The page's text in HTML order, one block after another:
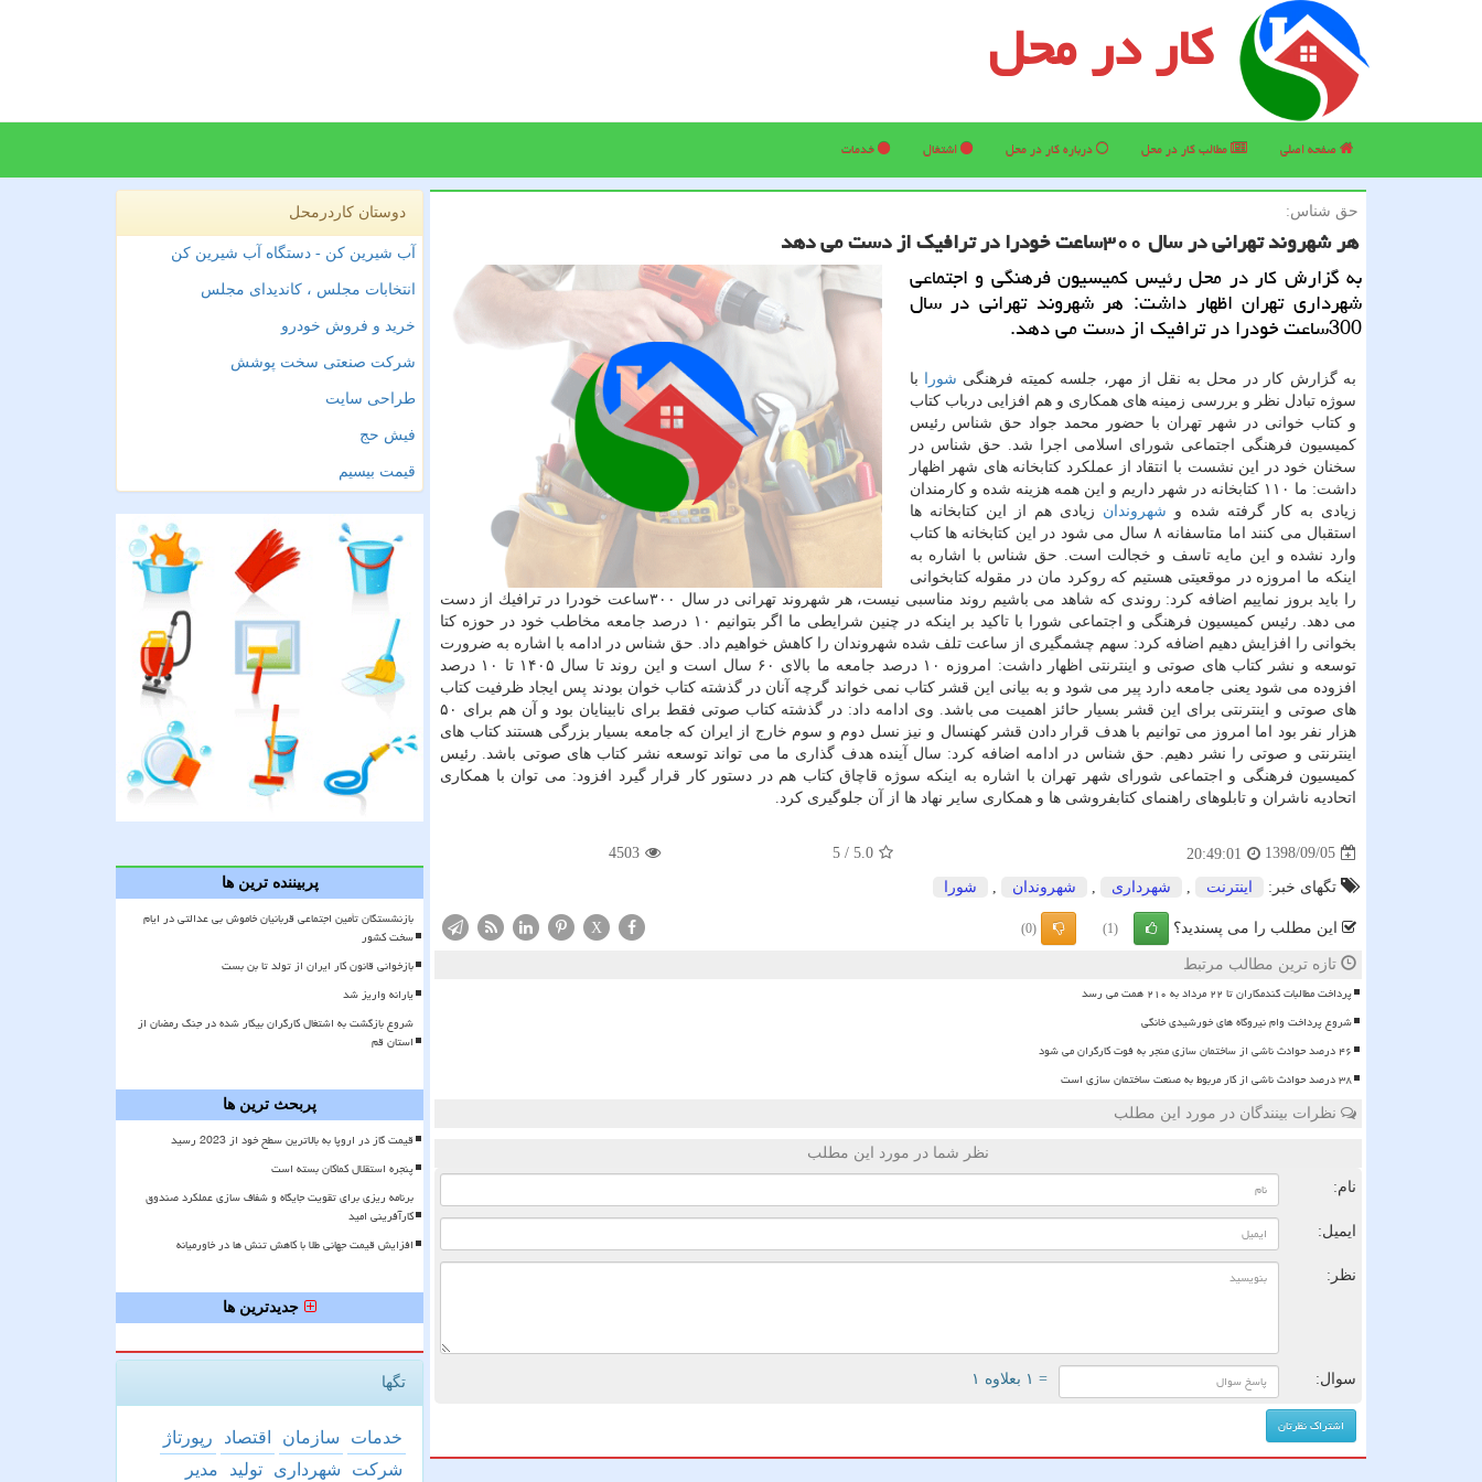
کار در محل
صفحه اصلی مطالب كار در محل درباره كار در محل اشتغال خدمات
حق شناس:
هر شهروند تهرانی در سال ۳۰۰ساعت خودرا در ترافیك از دست می دهد
به گزارش كار در محل رئیس كمیسیون فرهنگی و اجتماعی
شهرداری تهران اظهار داشت: هر شهروند تهرانی در سال
300ساعت خودرا در ترافیك از دست می دهد.
به گزارش كار در محل به نقل از مهر، جلسه كمیته فرهنگی شورا
با
سوژه تبادل نظر و بررسی زمینه های همكاری و هم افزایی درباب كتاب
و كتاب خوانی در شهر تهران با حضور محمد جواد حق شناس رئیس
كمیسیون فرهنگی اجتماعی شورای اسلامی اجرا شد. حق شناس در
سخنان خود در این نشست با انتقاد از عملكرد كتابخانه های شهر اظهار
داشت: ما ۱۱۰ كتابخانه در شهر داریم و این همه هزینه شده و كارمندان
زیادی به كار گرفته شده و شهروندان زیادی هم از این كتابخانه ها
استقبال می كنند اما متاسفانه ۸ سال می شود در این كتابخانه ها كتاب
وارد نشده و این مایه تاسف و خجالت است. حق شناس با اشاره به
اینكه ما امروزه در موقعیتی هستیم كه روكرد مان در مقوله كتابخوانی
را باید بروز نماییم اضافه كرد: روندی كه شاهد می باشیم روند مناسبی نیست، هر شهروند تهرانی در سال ۳۰۰ساعت خودرا در ترافیك از دست
می دهد. رئیس كمیسیون فرهنگی و اجتماعی شورا با تاكید بر اینكه در چنین شرایطی ما اگر بتوانیم ۱۰ درصد جامعه مخاطب خود در حوزه كتا
بخوانی را افزایش دهیم اضافه كرد: سهم چشمگیری از ساعت تلف شده شهروندان را كاهش خواهیم داد. حق شناس در ادامه با اشاره به ضرورت
توسعه و نشر كتاب های صوتی و اینترنتی اظهار داشت: امروزه ۱۰ درصد جامعه ما بالای ۶۰ سال است و این روند تا سال ۱۴۰۵ تا ۱۰ درصد
افزوده می شود یعنی جامعه دارد پیر می شود و به بیانی این قشر كتاب نمی خواند گرچه آنان در گذشته كتاب خوان بودند پس ایجاد ظرفیت كتاب
های صوتی و اینترنتی برای این قشر بسیار حائز اهمیت می باشد. وی ادامه داد: در گذشته كتاب صوتی فقط برای نابینایان بود و آن هم برای ۵۰
هزار نفر بود اما امروز می توانیم با هدف قرار دادن قشر كهنسال و نیز نسل دوم و سوم خارج از ایران كه جامعه بسیار بزرگی هستند كتاب های
اینترنتی و صوتی را نشر دهیم. حق شناس در ادامه اضافه كرد: سال آینده هدف گذاری ما می تواند توسعه نشر كتاب های صوتی باشد. رئیس
كمیسیون فرهنگی و اجتماعی شورای شهر تهران با اشاره به اینكه سوژه قاچاق كتاب هم در دستور كار قرار گیرد افزود: می توان با همكاری
اتحادیه ناشران و تابلوهای راهنمای كتابفروشی ها و همكاری سایر نهاد ها از آن جلوگیری كرد.
1398/09/05
20:49:01
5.0
/
5
4503
تگهای خبر: اینترنت شهرداری شهروندان شورا
این مطلب را می پسندید؟ (1)
(0)
X
تازه ترین مطالب مرتبط
پرداخت مطالبات گندمکاران تا ۲۲ مرداد به ۲۱۰ همت می رسد
شروع پرداخت وام نیروگاه های خورشیدی خانگی
۴۶ درصد حوادث ناشی از ساختمان سازی منجر به فوت کارگران می شود
۳۸ درصد حوادث ناشی از کار مربوط به صنعت ساختمان سازی است
نظرات بینندگان در مورد این مطلب
نظر شما در مورد این مطلب
نام:
ایمیل:
نظر:
سوال: = ۱ بعلاوه ۱
دوستان کاردرمحل
آب شیرین کن - دستگاه آب شیرین کن
انتخابات مجلس ، کاندیدای مجلس
خرید و فروش خودرو
شرکت صنعتی سخت پوشش
طراحی سایت
فیش حج
قیمت بیسیم
پربیننده ترین ها
بازنشستگان تأمین اجتماعی قربانیان خاموش بی عدالتی در ایام
سخت کشور
بازخوانی قانون کار ایران از تولد تا بن بست
یارانه واریز شد
شروع بازگشت به اشتغال کارگران بیکار شده در جنگ رمضان از
استان قم
پربحث ترین ها
قیمت گاز در اروپا به بالاترین سطح خود از 2023 رسید
پنجره استقلال کماکان بسته است
برنامه ریزی برای تقویت جایگاه و شفاف سازی عملکرد صندوق
کارآفرینی امید
افزایش قیمت جهانی طلا با کاهش تنش ها در خاورمیانه
جدیدترین ها
تگها
خدمات سازمان اقتصاد
رپورتاژ
شركت
شهرداری تولید مدیر